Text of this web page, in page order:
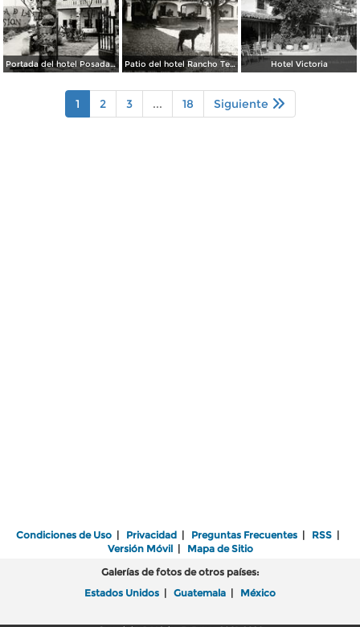
Portada del hotel Posada de la Misión Patio del hotel Rancho Telva Hotel Victoria
1 2 3 ... 18 Siguiente
Condiciones de Uso | Privacidad | Preguntas Frecuentes | RSS |
Versión Móvil| Mapa de Sitio
Galerías de fotos de otros países:
Estados Unidos | Guatemala | México